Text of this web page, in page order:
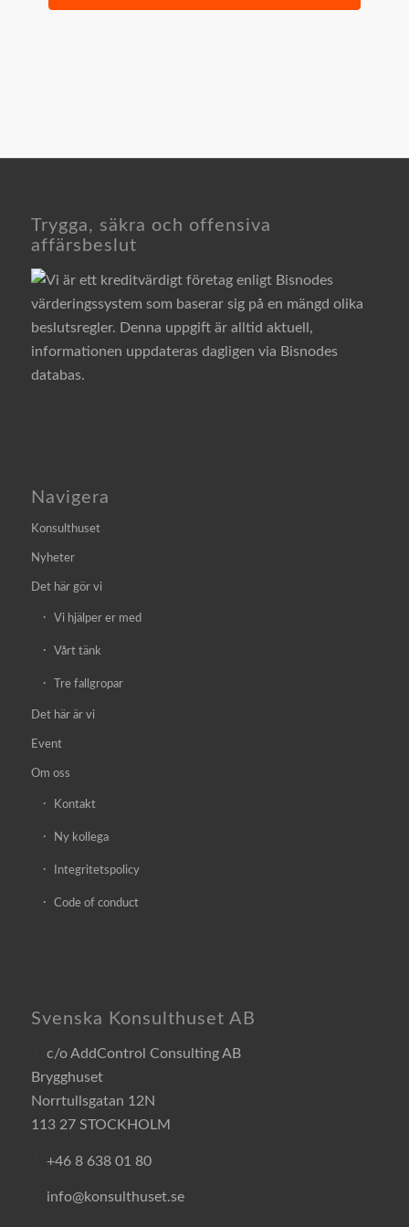
Trygga, säkra och offensiva
affärsbeslut
Navigera
Konsulthuset
Nyheter
Det här gör vi
Vi hjälper er med
Vårt tänk
Tre fallgropar
Det här är vi
Event
Om oss
Kontakt
Ny kollega
Integritetspolicy
Code of conduct
Svenska Konsulthuset AB
c/o AddControl Consulting AB
Brygghuset
Norrtullsgatan 12N
113 27 STOCKHOLM
+46 8 638 01 80
info@konsulthuset.se